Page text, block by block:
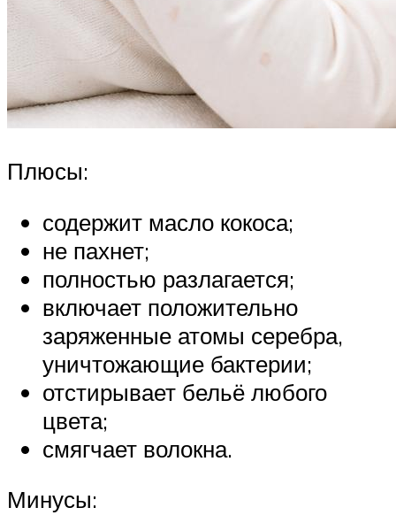
Плюсы:
содержит масло кокоса;
не пахнет;
полностью разлагается;
включает положительно
заряженные атомы серебра,
уничтожающие бактерии;
отстирывает бельё любого
цвета;
смягчает волокна.
Минусы: